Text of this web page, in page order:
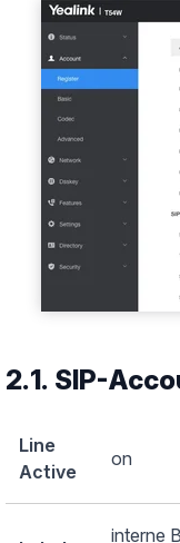
Show larger
2.1. SIP-
Line
Active
on
interne